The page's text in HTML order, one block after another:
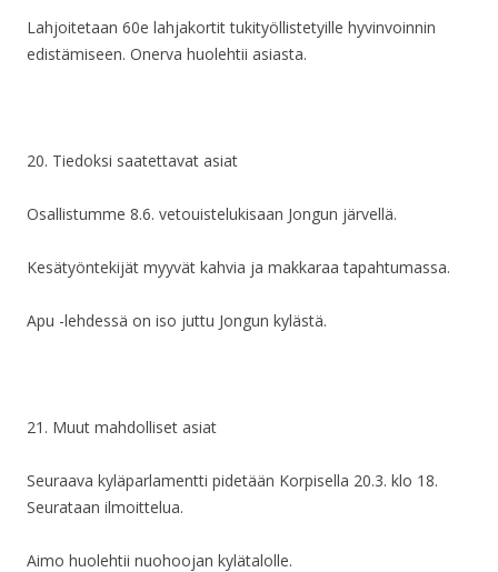
Lahjoitetaan 60e lahjakortit tukityöllistetyille hyvinvoinnin
edistämiseen. Onerva huolehtii asiasta.
20. Tiedoksi saatettavat asiat
Osallistumme 8.6. vetouistelukisaan Jongun järvellä.
Kesätyöntekijät myyvät kahvia ja makkaraa tapahtumassa.
Apu -lehdessä on iso juttu Jongun kylästä.
21. Muut mahdolliset asiat
Seuraava kyläparlamentti pidetään Korpisella 20.3. klo 18.
Seurataan ilmoittelua.
Aimo huolehtii nuohoojan kylätalolle.